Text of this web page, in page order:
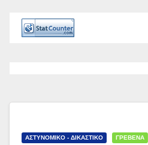
ΑΣΤΥΝΟΜΙΚΟ - ΔΙΚΑΣΤΙΚΟ ΓΡΕΒΕΝΑ